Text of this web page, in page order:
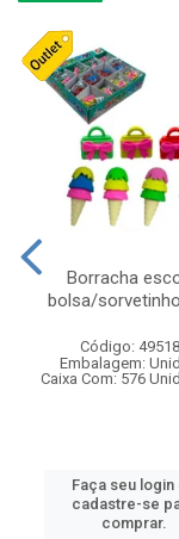
Borracha
bolsa/
Código:
Embalagem:
Caixa Com: 576
Faça seu login
cadastre-se
comprar.